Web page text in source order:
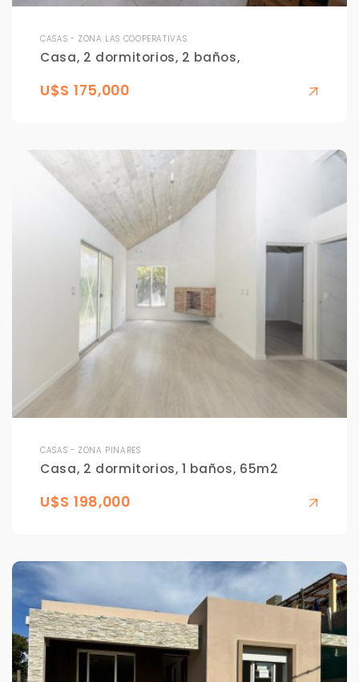
CASAS - ZONA LAS COOPERATIVAS
Casa, 2 dormitorios, 2 baños,
U$S 175,000
CASAS - ZONA PINARES
Casa, 2 dormitorios, 1 baños, 65m2
U$S 198,000